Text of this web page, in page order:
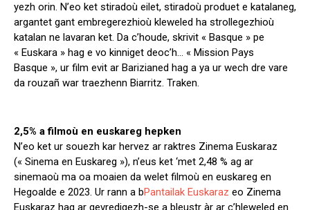
yezh orin. N’eo ket stiradoù eilet, stiradoù produet e katalaneg,
argantet gant embregerezhioù kleweled ha strollegezhioù
katalan ne lavaran ket. Da c’houde, skrivit « Basque » pe
« Euskara » hag e vo kinniget deoc’h… « Mission Pays
Basque », ur film evit ar Barizianed hag a ya ur wech dre vare
da rouzañ war traezhenn Biarritz. Traken.
2,5% a filmoù en euskareg hepken
N’eo ket ur souezh kar hervez ar raktres Zinema Euskaraz
(« Sinema en Euskareg »), n’eus ket ‘met 2,48 % ag ar
sinemaoù ma oa moaien da welet filmoù en euskareg en
Hegoalde e 2023. Ur rann a bPantailak Euskaraz eo Zinema
Euskaraz hag ar gevredigezh-se a bleustr àr ar c’hleweled en